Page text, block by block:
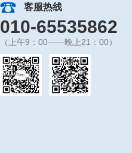
客服热线
010-65535862
（上午9：00——晚上21：00）